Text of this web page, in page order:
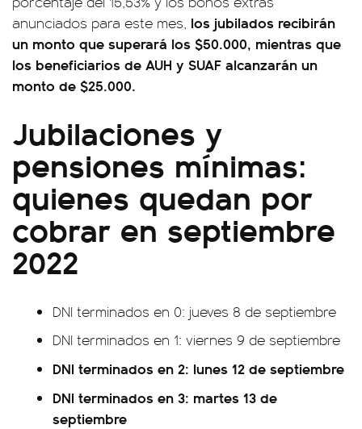
anunciados para este mes, los jubilados recibirán
un monto que superará los $50.000, mientras que
los beneficiarios de AUH y SUAF alcanzarán un
monto de $25.000.
Jubilaciones y
pensiones mínimas:
quienes quedan por
cobrar en septiembre
2022
DNI terminados en 0: jueves 8 de septiembre
DNI terminados en 1: viernes 9 de septiembre
DNI terminados en 2: lunes 12 de septiembre
DNI terminados en 3: martes 13 de
septiembre